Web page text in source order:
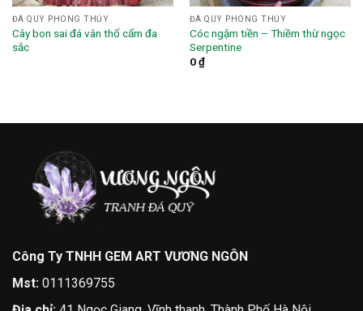
ĐÁ QUÝ PHONG THỦY
Cây bon sai đá vân thổ cẩm đa
sắc
ĐÁ QUÝ PHONG THỦY
Cóc ngậm tiền – Thiềm thừ ngọc
Serpentine
0₫
Công Ty TNHH GEM ART VƯƠNG NGÔN
Mst:0111369755